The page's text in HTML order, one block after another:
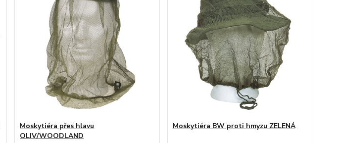
Moskytiéra přes hlavu
OLIV/WOODLAND
Moskytiéra BW proti hmyzu ZELENÁ